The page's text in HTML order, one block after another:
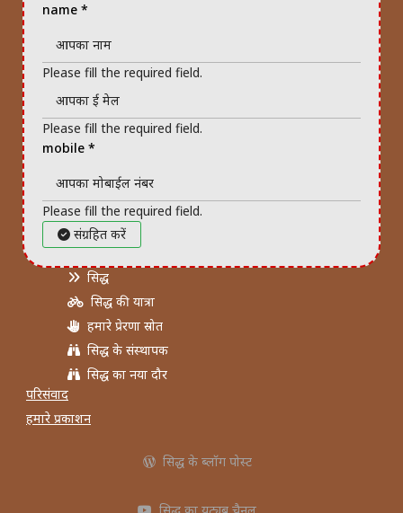
name *
Please fill the required field.
Please fill the required field.
mobile *
Please fill the required field.
संग्रहित करें
सिद्ध
सिद्ध की यात्रा
हमारे प्रेरणा स्रोत
सिद्ध के संस्थापक
सिद्ध का नया दौर
परिसंवाद
हमारे प्रकाशन
सिद्ध के ब्लॉग पोस्ट